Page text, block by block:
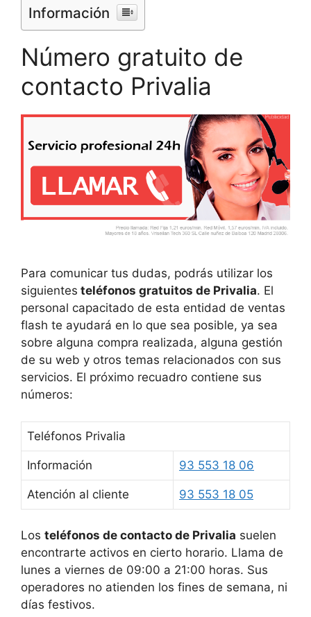
Información
Número gratuito de
contacto Privalia
Para comunicar tus dudas, podrás utilizar los
siguientes teléfonos gratuitos de Privalia. El
personal capacitado de esta entidad de ventas
flash te ayudará en lo que sea posible, ya sea
sobre alguna compra realizada, alguna gestión
de su web y otros temas relacionados con sus
servicios. El próximo recuadro contiene sus
números:
Teléfonos Privalia
Información 93 553 18 06
Atención al cliente 93 553 18 05
Los teléfonos de contacto de Privalia suelen
encontrarte activos en cierto horario. Llama de
lunes a viernes de 09:00 a 21:00 horas. Sus
operadores no atienden los fines de semana, ni
días festivos.